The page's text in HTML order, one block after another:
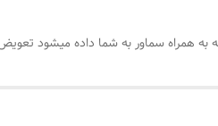
به همراه سماور به شما داده میشود